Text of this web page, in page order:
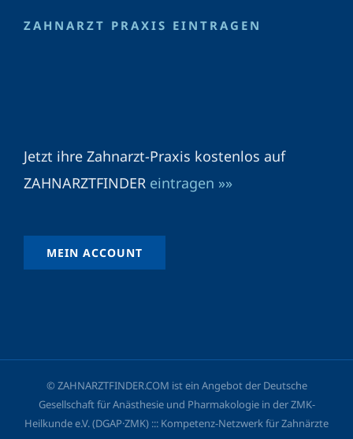
ZAHNARZT PRAXIS EINTRAGEN
Jetzt ihre Zahnarzt-Praxis kostenlos auf
ZAHNARZTFINDER eintragen »»
MEIN ACCOUNT
© ZAHNARZTFINDER.COM ist ein Angebot der Deutsche
Gesellschaft für Anästhesie und Pharmakologie in der ZMK-
Heilkunde e.V. (DGAP·ZMK) ::: Kompetenz-Netzwerk für Zahnärzte